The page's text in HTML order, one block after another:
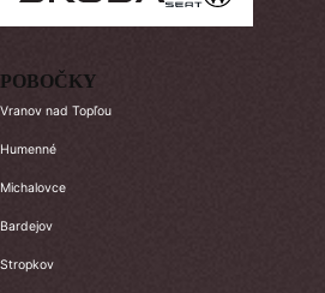
POBOČKY
Vranov nad Topľou
Humenné
Michalovce
Bardejov
Stropkov